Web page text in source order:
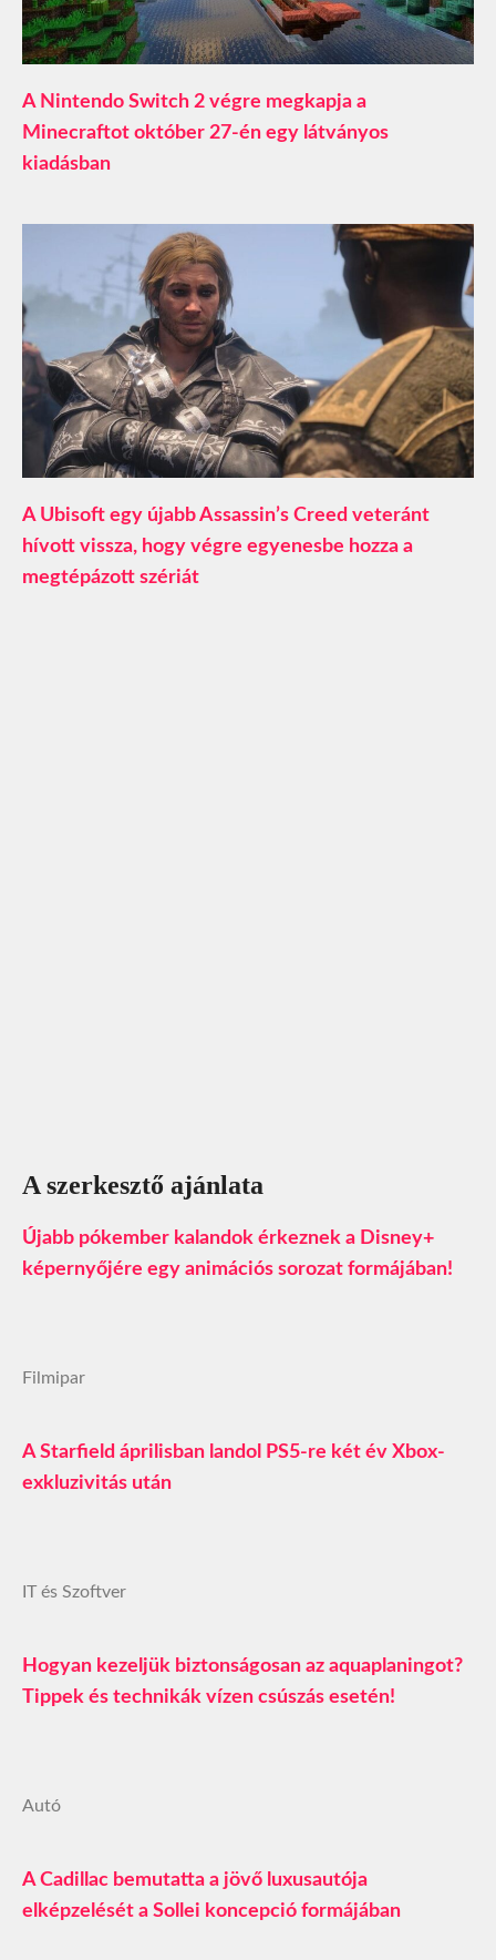
A Nintendo Switch 2 végre megkapja a
Minecraftot október 27-én egy látványos
kiadásban
A Ubisoft egy újabb Assassin’s Creed veteránt
hívott vissza, hogy végre egyenesbe hozza a
megtépázott szériát
A szerkesztő ajánlata
Újabb pókember kalandok érkeznek a Disney+
képernyőjére egy animációs sorozat formájában!
Filmipar
A Starfield áprilisban landol PS5-re két év Xbox-
exkluzivitás után
IT és Szoftver
Hogyan kezeljük biztonságosan az aquaplaningot?
Tippek és technikák vízen csúszás esetén!
Autó
A Cadillac bemutatta a jövő luxusautója
elképzelését a Sollei koncepció formájában